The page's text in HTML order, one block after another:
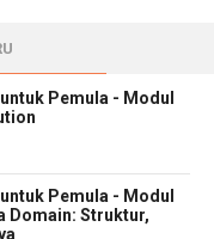
Pemula - Modul
Pemula - Modul
Domain: Struktur,